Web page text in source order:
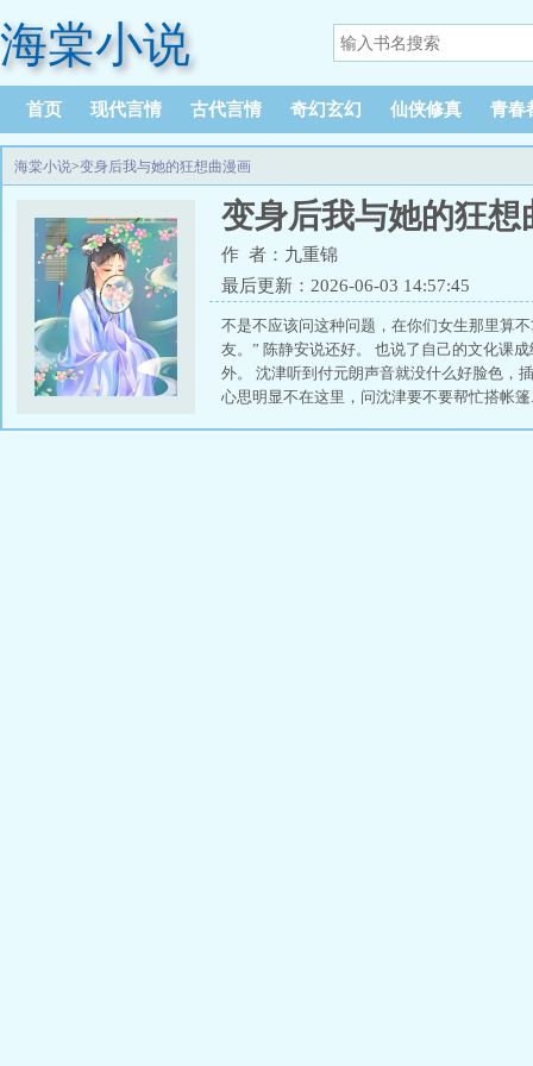
海棠小说
首页 现代言情 古代言情 奇幻玄幻 仙侠修真 青春
海棠小说>变身后我与她的狂想曲漫画
变身后我与她的狂想
作 者：九重锦
最后更新：2026-06-03 14:57:45
不是不应该问这种问题，在你们女生那里算
友。” 陈静安说还好。 也说了自己的文化课
外。 沈津听到付元朗声音就没什么好脸色，
心思明显不在这里，问沈津要不要帮忙搭帐篷